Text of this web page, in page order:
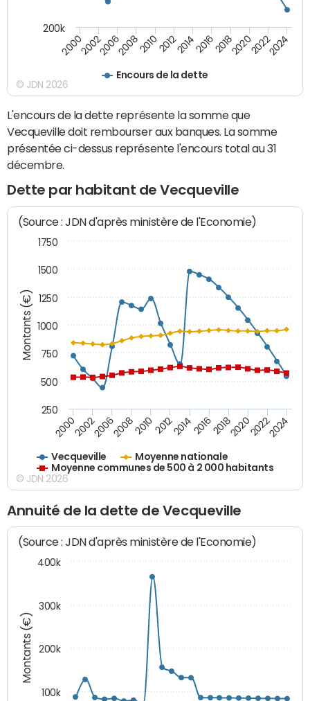
Encours de la dette
200020022006200820102012201420162018202020222024
200k
© JDN 2026
L'encours de la dette représente la somme que
Vecqueville doit rembourser aux banques. La somme
présentée ci-dessus représente l'encours total au 31
décembre.
Dette par habitant de Vecqueville
Montants (€)
(Source : JDN d'après ministère de l'Economie)
Vecqueville
Moyenne nationale
Moyenne communes de 500 à 2 000 habitants
200020022006200820102012201420162018202020222024
250
500
750
1000
1250
1500
1750
© JDN 2026
Annuité de la dette de Vecqueville
Montants (€)
(Source : JDN d'après ministère de l'Economie)
100k
200k
300k
400k